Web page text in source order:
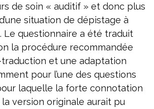
de soin « auditif » et donc plus
situation de dépistage à
Le questionnaire a été traduit
la procédure recommandée
et une adaptation
pour l’une des questions
laquelle la forte connotation
version originale aurait pu